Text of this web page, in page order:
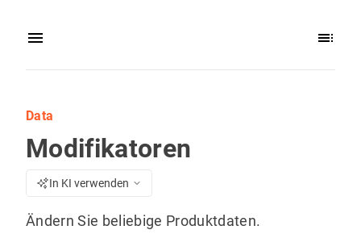
Data
Modifikatoren
In KI verwenden
Ändern Sie beliebige Produktdaten.